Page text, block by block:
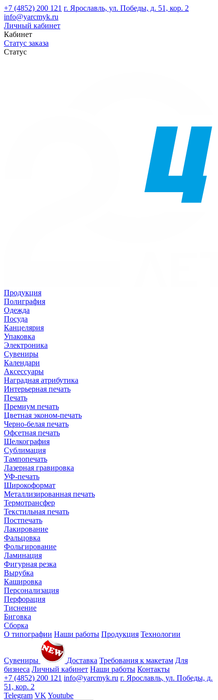
+7 (4852) 200 121 г. Ярославль, ул. Победы, д. 51, кор. 2
info@yarcmyk.ru
Личный кабинет
Кабинет
Статус заказа
Статус
Продукция
Полиграфия
Одежда
Посуда
Канцелярия
Упаковка
Электроника
Сувениры
Календари
Аксессуары
Наградная атрибутика
Интерьерная печать
Печать
Премиум печать
Цветная эконом-печать
Черно-белая печать
Офсетная печать
Шелкография
Сублимация
Тампопечать
Лазерная гравировка
УФ-печать
Широкоформат
Металлизированная печать
Термотрансфер
Текстильная печать
Постпечать
Лакирование
Фальцовка
Фольгирование
Ламинация
Фигурная резка
Вырубка
Кашировка
Персонализация
Перфорация
Тиснение
Биговка
Сборка
О типографии Наши работы Продукция Технологии
Сувениры Доставка Требования к макетам Для
бизнеса Личный кабинет Наши работы Контакты
+7 (4852) 200 121 info@yarcmyk.ru г. Ярославль, ул. Победы, д.
51, кор. 2
Telegram VK Youtube